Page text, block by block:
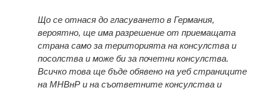
Що се отнася до гласуването в Германия,
вероятно, ще има разрешение от приемащата
страна само за територията на консулства и
посолства и може би за почетни консулства.
Всичко това ще бъде обявено на уеб страниците
на МНВнР и на съответните консулства и